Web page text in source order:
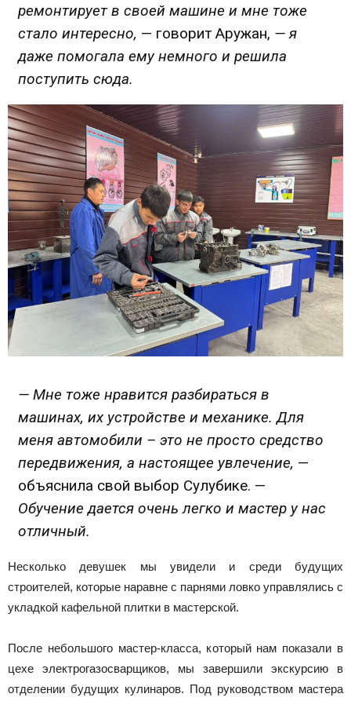
ремонтирует в своей машине и мне тоже
стало интересно, — говорит Аружан, — я
даже помогала ему немного и решила
поступить сюда.
— Мне тоже нравится разбираться в
машинах, их устройстве и механике. Для
меня автомобили – это не просто средство
передвижения, а настоящее увлечение, —
объяснила свой выбор Сулубике. —
Обучение дается очень легко и мастер у нас
отличный.
Несколько девушек мы увидели и среди будущих
строителей, которые наравне с парнями ловко управлялись с
укладкой кафельной плитки в мастерской.
После небольшого мастер-класса, который нам показали в
цехе электрогазосварщиков, мы завершили экскурсию в
отделении будущих кулинаров. Под руководством мастера